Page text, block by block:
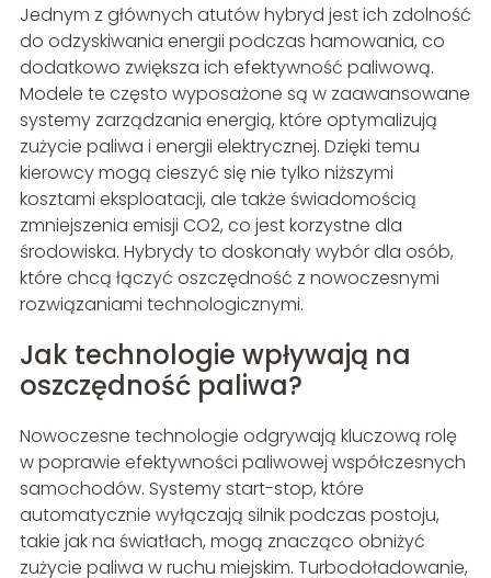
Jednym z głównych atutów hybryd jest ich zdolność
do odzyskiwania energii podczas hamowania, co
dodatkowo zwiększa ich efektywność paliwową.
Modele te często wyposażone są w zaawansowane
systemy zarządzania energią, które optymalizują
zużycie paliwa i energii elektrycznej. Dzięki temu
kierowcy mogą cieszyć się nie tylko niższymi
kosztami eksploatacji, ale także świadomością
zmniejszenia emisji CO2, co jest korzystne dla
środowiska. Hybrydy to doskonały wybór dla osób,
które chcą łączyć oszczędność z nowoczesnymi
rozwiązaniami technologicznymi.
Jak technologie wpływają na
oszczędność paliwa?
Nowoczesne technologie odgrywają kluczową rolę
w poprawie efektywności paliwowej współczesnych
samochodów. Systemy start-stop, które
automatycznie wyłączają silnik podczas postoju,
takie jak na światłach, mogą znacząco obniżyć
zużycie paliwa w ruchu miejskim. Turbodoładowanie,